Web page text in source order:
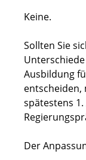
Keine.
Sollten Sie
Ausbildung
entscheiden,
spätestens
Der